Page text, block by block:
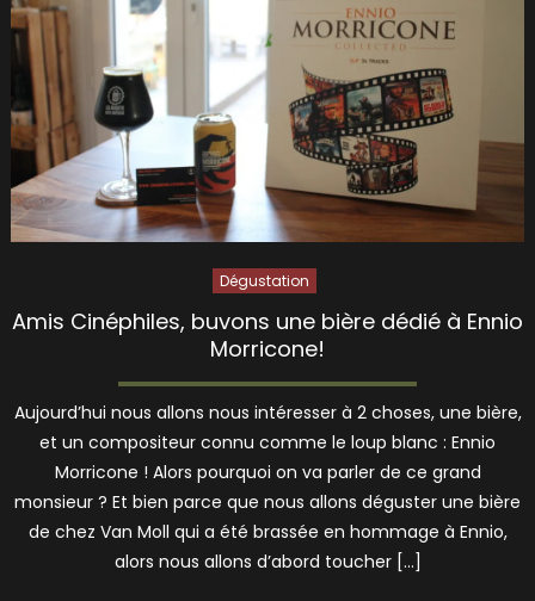
Dégustation
Amis Cinéphiles, buvons une bière dédié à Ennio
Morricone!
Aujourd’hui nous allons nous intéresser à 2 choses, une bière,
et un compositeur connu comme le loup blanc : Ennio
Morricone ! Alors pourquoi on va parler de ce grand
monsieur ? Et bien parce que nous allons déguster une bière
de chez Van Moll qui a été brassée en hommage à Ennio,
alors nous allons d’abord toucher […]